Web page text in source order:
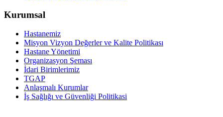
Kurumsal
Hastanemiz
Misyon Vizyon Değerler ve Kalite Politikası
Hastane Yönetimi
Organizasyon Şeması
İdari Birimlerimiz
TGAP
Anlaşmalı Kurumlar
İş Sağlığı ve Güvenliği Politikasi